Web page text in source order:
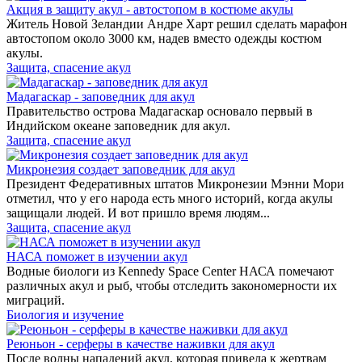
Акция в защиту акул - автостопом в костюме акулы
Житель Новой Зеландии Андре Харт решил сделать марафон
автостопом около 3000 км, надев вместо одежды костюм
акулы.
Защита, спасение акул
Мадагаскар - заповедник для акул
Правительство острова Мадагаскар основало первый в
Индийском океане заповедник для акул.
Защита, спасение акул
Микронезия создает заповедник для акул
Президент Федеративных штатов Микронезии Мэнни Мори
отметил, что у его народа есть много историй, когда акулы
защищали людей. И вот пришло время людям...
Защита, спасение акул
НАСА поможет в изучении акул
Водные биологи из Kennedy Space Center НАСА помечают
различных акул и рыб, чтобы отследить закономерности их
миграций.
Биология и изучение
Реюньон - серферы в качестве наживки для акул
После волны нападений акул, которая привела к жертвам